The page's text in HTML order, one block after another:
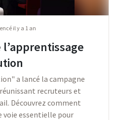
il y a 1 an
a lancé la campagne
recruteurs et
Découvrez comment
voie essentielle pour